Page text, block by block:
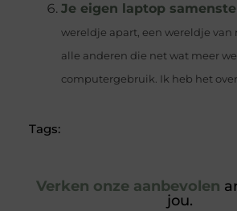
Je eigen laptop
wereldje apart, een wereldje van
alle anderen die net wat meer
computergebruik. Ik heb het over
Tags:
Verken onze aanbevolen
jou.